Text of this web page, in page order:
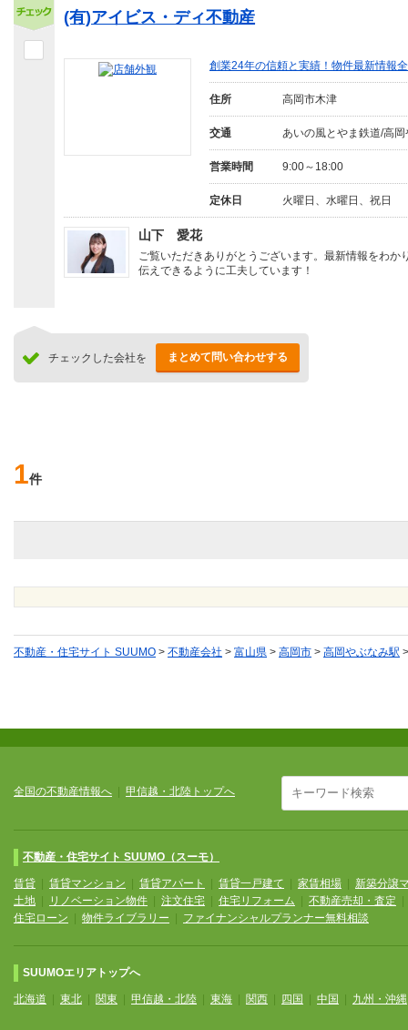
(有)アイビス・ディ不動産
創業24年の信頼と実績！物件最新情報
住所 高岡市木津
交通 あいの風とやま鉄道/高
営業時間 9:00～18:00
定休日 火曜日、水曜日、祝日
山下 愛花
ご覧いただきありがとうございます。最新情報をわか
伝えできるように工夫しています！
チェックした会社を まとめて問い合わせする
1件
不動産・住宅サイト SUUMO > 不動産会社 > 富山県 > 高岡市 > 高岡やぶなみ駅
全国の不動産情報へ 甲信越・北陸トップへ
不動産・住宅サイト SUUMO（スーモ）
賃貸 賃貸マンション 賃貸アパート 賃貸一戸建て 家賃相場
新築分譲
土地
リノベーション物件 注文住宅 住宅リフォーム 不動産売却・査定
住宅ローン
物件ライブラリー ファイナンシャルプランナー無料相談
SUUMOエリアトップへ
北海道 東北 関東 甲信越・北陸 東海 関西 四国 中国 九州・沖縄